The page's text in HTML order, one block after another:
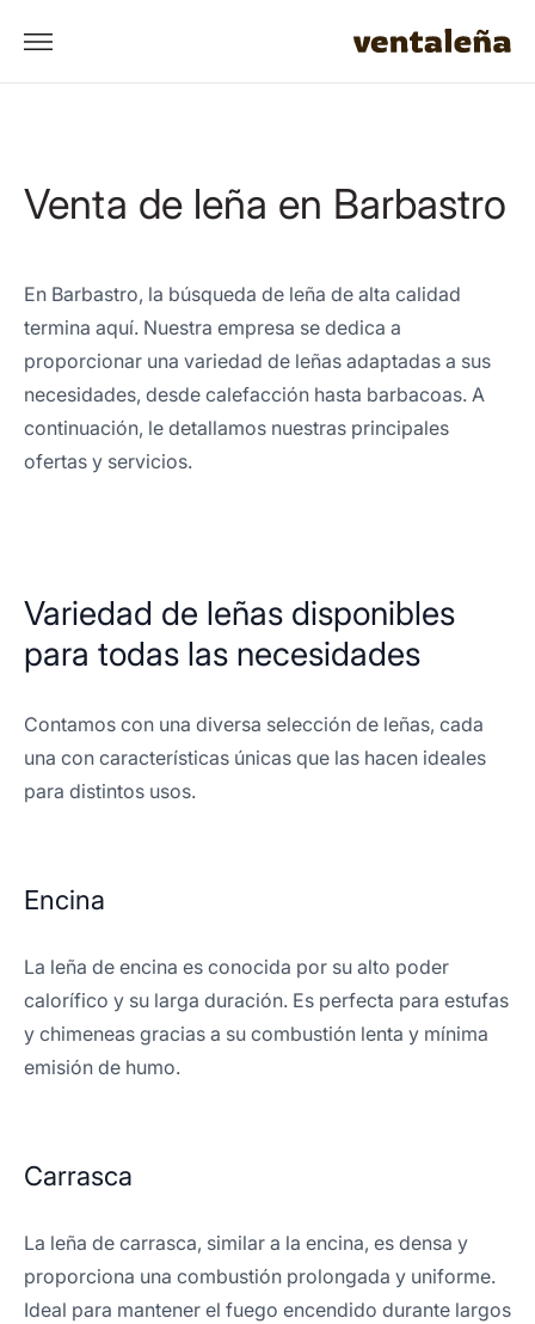
Venta de leña en Barbastro
En Barbastro, la búsqueda de leña de alta calidad
termina aquí. Nuestra empresa se dedica a
proporcionar una variedad de leñas adaptadas a sus
necesidades, desde calefacción hasta barbacoas. A
continuación, le detallamos nuestras principales
ofertas y servicios.
Variedad de leñas disponibles
para todas las necesidades
Contamos con una diversa selección de leñas, cada
una con características únicas que las hacen ideales
para distintos usos.
Encina
La leña de encina es conocida por su alto poder
calorífico y su larga duración. Es perfecta para estufas
y chimeneas gracias a su combustión lenta y mínima
emisión de humo.
Carrasca
La leña de carrasca, similar a la encina, es densa y
proporciona una combustión prolongada y uniforme.
Ideal para mantener el fuego encendido durante largos